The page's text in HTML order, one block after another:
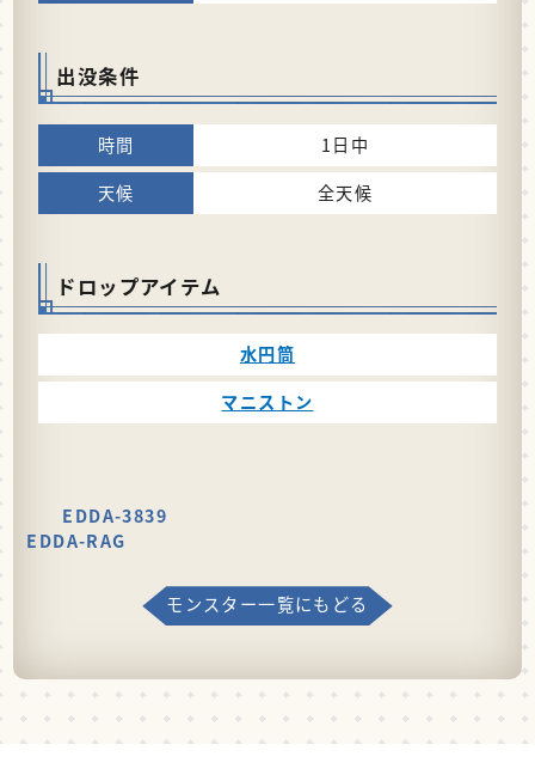
出没条件
1日中
全天候
ドロップアイテム
水円筒
マニストン
EDDA-3839
EDDA-RAG
モンスター一覧にもどる